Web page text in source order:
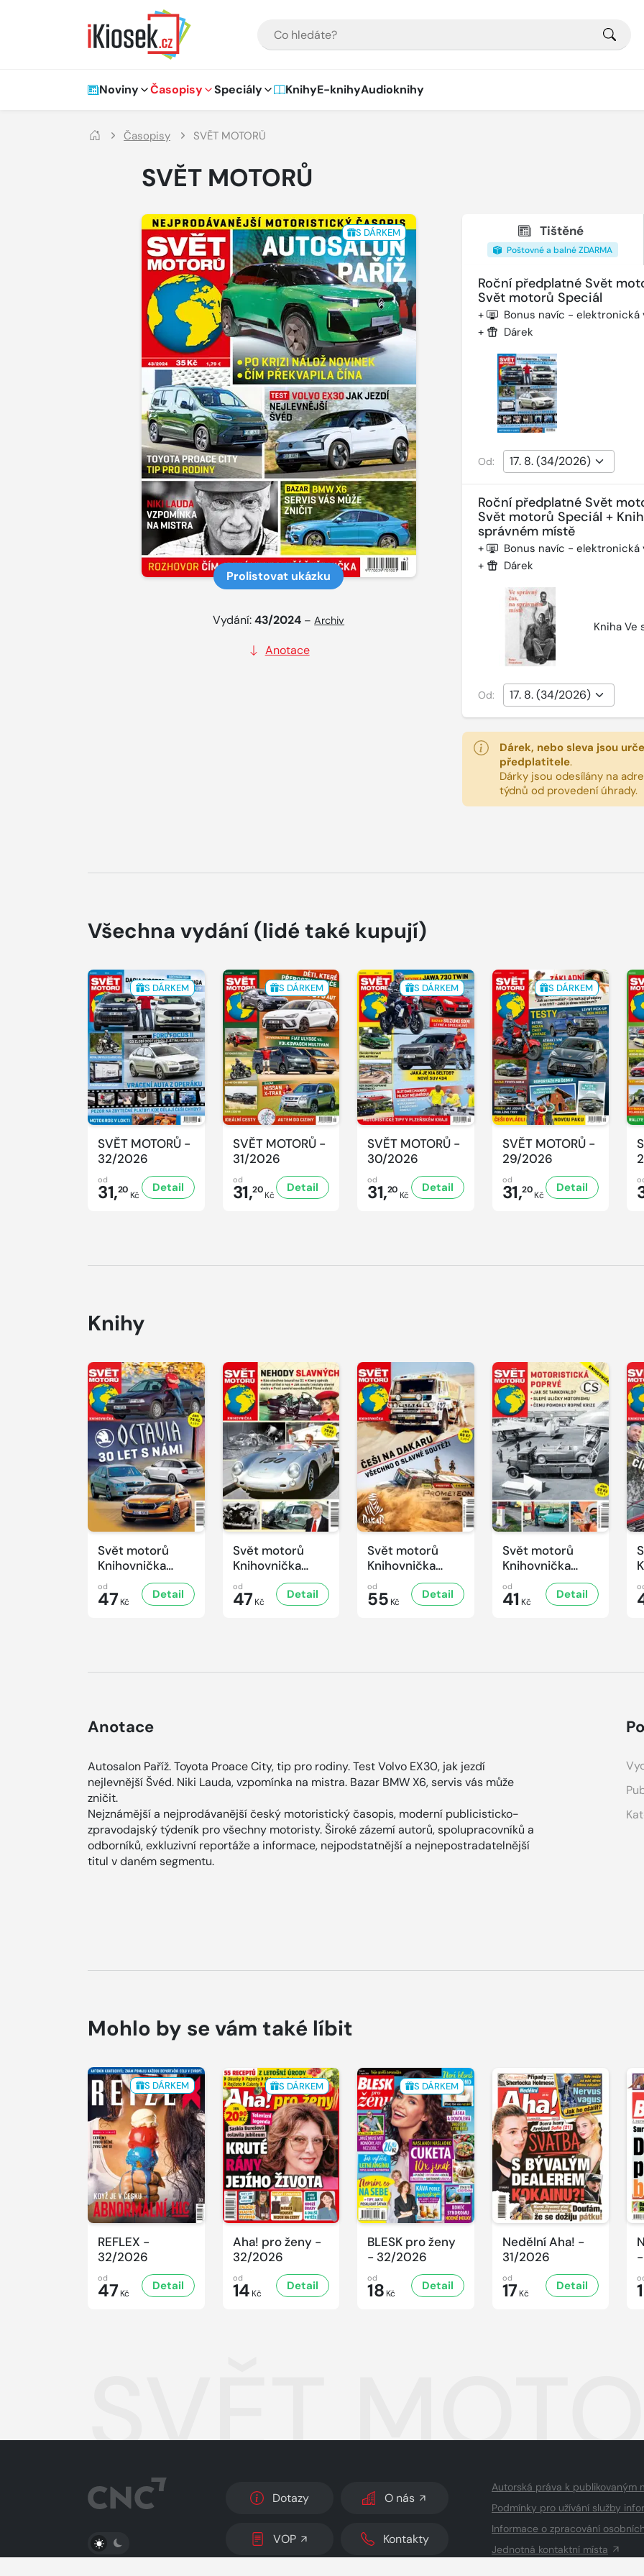
Hlavní navigace
Noviny Časopisy Speciály KnihyE-knihyAudioknihy
Časopisy SVĚT MOTORŮ
SVĚT MOTORŮ
S DÁRKEM
Prolistovat ukázku
Vydání:43/2024 –Archiv
Anotace
Tištěné
Poštovné a balné ZDARMA
Roční předplatné Svět
Svět motorů Speciál
+ Bonus navíc - elektronická
+ Dárek
Od:
Roční předplatné Svět
Svět motorů Speciál +
správném místě
+ Bonus navíc - elektronická
+ Dárek
Kniha Ve
Od:
Dárek, nebo sleva jsou
předplatitele.
Dárky jsou odesílány na
týdnů od provedení úhrady.
Všechna vydání (lidé také kupují)
S DÁRKEM
SVĚT MOTORŮ -
32/2026
od
31,20 Kč
Detail
S DÁRKEM
SVĚT MOTORŮ -
31/2026
od
31,20Kč
Detail
S DÁRKEM
SVĚT MOTORŮ -
30/2026
od
31,20 Kč
Detail
S DÁRKEM
SVĚT MOTORŮ -
29/2026
od
31,20Kč
Detail
Knihy
Svět motorů
Knihovnička
2/2026
od
47 Kč
Detail
Svět motorů
Knihovnička
1/2026
od
47 Kč
Detail
Svět motorů
Knihovnička
4/2025
od
55 Kč
Detail
Svět motorů
Knihovnička
3/2025
od
41 Kč
Detail
Anotace
Autosalon Paříž. Toyota Proace City, tip pro rodiny. Test Volvo EX30, jak jezdí
nejlevnější Švéd. Niki Lauda, vzpomínka na mistra. Bazar BMW X6, servis vás může
zničit.
Nejznámější a nejprodávanější český motoristický časopis, moderní publicisticko-
zpravodajský týdeník pro všechny motoristy. Široké zázemí autorů, spolupracovníků a
odborníků, exkluzivní reportáže a informace, nejpodstatnější a nejnepostradatelnější
titul v daném segmentu.
Mohlo by se vám také líbit
S DÁRKEM
REFLEX -
32/2026
od
47 Kč
Detail
S DÁRKEM
Aha! pro ženy -
32/2026
od
14 Kč
Detail
S DÁRKEM
BLESK pro ženy
- 32/2026
od
18 Kč
Detail
Nedělní Aha! -
31/2026
od
17 Kč
Detail
SVĚT
PŘEPNOUT SVĚTLÝ/TMAVÝ REŽIM
Dotazy O nás
VOP Kontakty
Autorská práva k publikovaným
Podmínky pro užívání služby
Informace o zpracování
Jednotná kontaktní místa